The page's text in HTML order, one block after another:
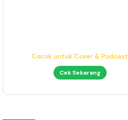
Cocok untuk Cover & Podcast
Cek Sekarang